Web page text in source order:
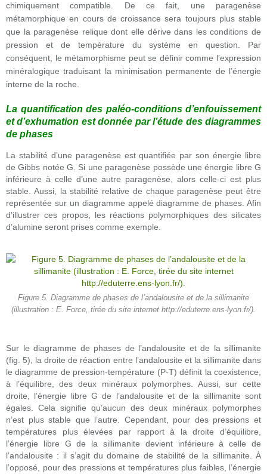
chimiquement compatible. De ce fait, une paragenèse
métamorphique en cours de croissance sera toujours plus stable
que la paragenèse relique dont elle dérive dans les conditions de
pression et de température du système en question. Par
conséquent, le métamorphisme peut se définir comme l’expression
minéralogique traduisant la minimisation permanente de l’énergie
interne de la roche.
La quantification des paléo-conditions d’enfouissement
et d’exhumation est donnée par l’étude des diagrammes
de phases
La stabilité d’une paragenèse est quantifiée par son énergie libre
de Gibbs notée G. Si une paragenèse possède une énergie libre G
inférieure à celle d’une autre paragenèse, alors celle-ci est plus
stable. Aussi, la stabilité relative de chaque paragenèse peut être
représentée sur un diagramme appelé diagramme de phases. Afin
d’illustrer ces propos, les réactions polymorphiques des silicates
d’alumine seront prises comme exemple.
Figure 5. Diagramme de phases de l’andalousite et de la sillimanite
(illustration : E. Force, tirée du site internet http://eduterre.ens-lyon.fr/).
Sur le diagramme de phases de l’andalousite et de la sillimanite
(fig. 5), la droite de réaction entre l’andalousite et la sillimanite dans
le diagramme de pression-température (P-T) définit la coexistence,
à l’équilibre, des deux minéraux polymorphes. Aussi, sur cette
droite, l’énergie libre G de l’andalousite et de la sillimanite sont
égales. Cela signifie qu’aucun des deux minéraux polymorphes
n’est plus stable que l’autre. Cependant, pour des pressions et
températures plus élevées par rapport à la droite d’équilibre,
l’énergie libre G de la sillimanite devient inférieure à celle de
l’andalousite : il s’agit du domaine de stabilité de la sillimanite. À
l’opposé, pour des pressions et températures plus faibles, l’énergie